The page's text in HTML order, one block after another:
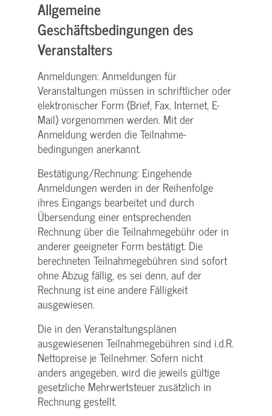
Allgemeine
Geschäftsbedingungen des
Veranstalters
Anmeldungen: Anmeldungen für
Veranstaltungen müssen in schriftlicher oder
elektronischer Form (Brief, Fax, Internet, E-
Mail) vorgenommen werden. Mit der
Anmeldung werden die Teilnahme­
bedingungen anerkannt.
Bestätigung­/Rechnung: Eingehende
Anmeldungen werden in der Reihenfolge
ihres Eingangs bearbeitet und durch
Übersendung einer entsprechenden
Rechnung über die Teilnahmegebühr oder in
anderer geeigneter Form bestätigt. Die
berechneten Teilnahmegebühren sind sofort
ohne Abzug fällig, es sei denn, auf der
Rechnung ist eine andere Fälligkeit
ausgewiesen.
Die in den Veranstaltungsplänen
ausgewiesenen Teilnahmegebühren sind i.d.R.
Nettopreise je Teilnehmer. Sofern nicht
anders angegeben, wird die jeweils gültige
gesetzliche Mehrwertsteuer zusätzlich in
Rechnung gestellt.